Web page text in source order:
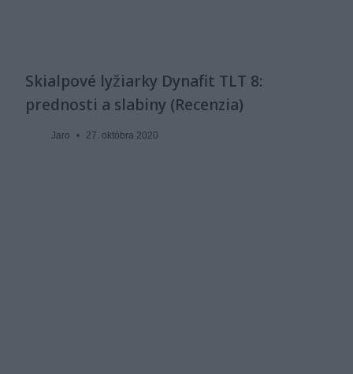
Skialpové lyžiarky Dynafit TLT 8:
prednosti a slabiny (Recenzia)
Jaro 27. októbra 2020